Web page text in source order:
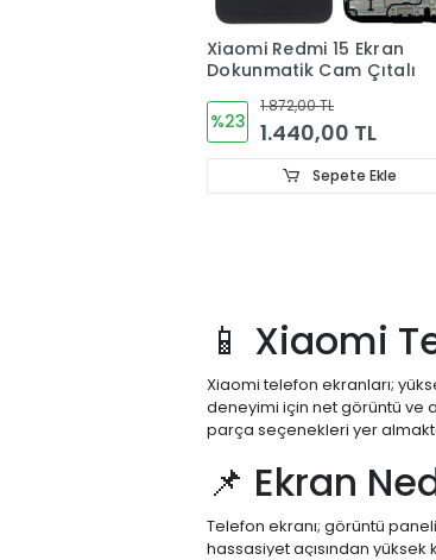
Xiaomi Redmi 15 Ekran
Dokunmatik Cam Çıtalı
%23
1.872,00 TL
1.440,00 TL
Sepete Ekle
📱 Xiaomi
Xiaomi telefon ekranları;
deneyimi için net görüntü ve
parça seçenekleri yer
📌 Ekran
Telefon ekranı; görüntü
hassasiyet açısından